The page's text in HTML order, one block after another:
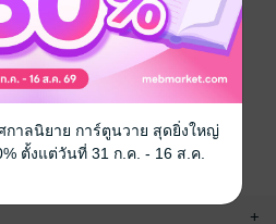
+
กาลนิยาย การ์ตูนวาย สุดยิ่งใหญ่
ตั้งแต่วันที่ 31 ก.ค. - 16 ส.ค.